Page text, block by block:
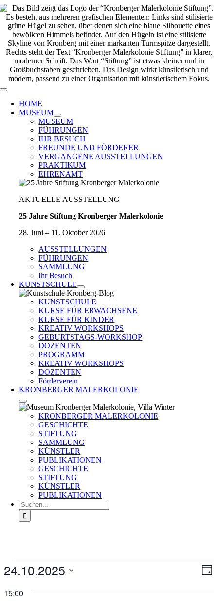
Zum
Inhalt
springen
Toggle
Navigation
HOME
MUSEUM
MUSEUM
FÜHRUNGEN
IHR BESUCH
FREUNDE UND FÖRDERER
VERGANGENE AUSSTELLUNGEN
PRAKTIKUM
EHRENAMT
AKTUELLE AUSSTELLUNG
25 Jahre Stiftung Kronberger Malerkolonie
28. Juni – 11. Oktober 2026
AUSSTELLUNGEN
FÜHRUNGEN
SAMMLUNG
Ihr Besuch
KUNSTSCHULE
KUNSTSCHULE
KURSE FÜR ERWACHSENE
KURSE FÜR KINDER
KREATIV WORKSHOPS
GEBURTSTAGS-WORKSHOP
DOZENTEN
PROGRAMM
KREATIV WORKSHOPS
DOZENTEN
Förderverein
KRONBERGER MALERKOLONIE
KRONBERGER MALERKOLONIE
GESCHICHTE
STIFTUNG
SAMMLUNG
KÜNSTLER
PUBLIKATIONEN
GESCHICHTE
STIFTUNG
KÜNSTLER
PUBLIKATIONEN
Suche
nach:
Veranstaltungen
für
Oktober
Tag
24.10.2025
wählen.
15:00